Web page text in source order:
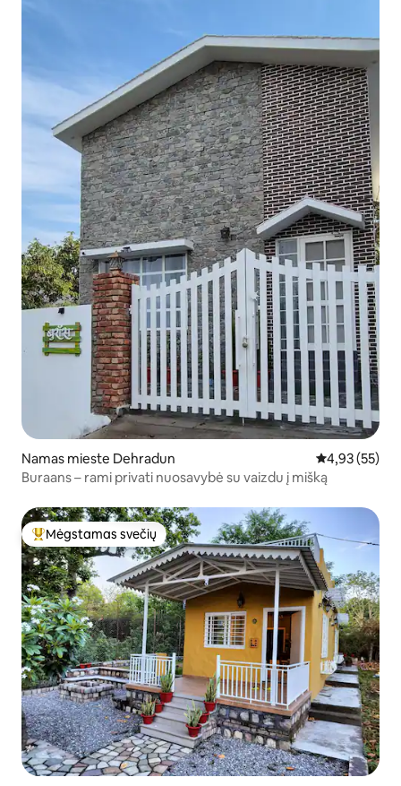
Namas mieste Dehradun Vidutinis
4,93 (55)
Buraans – rami privati nuosavybė su vaizdu į mišką
Svečių mėgstamiausias
Mėgstamas svečių